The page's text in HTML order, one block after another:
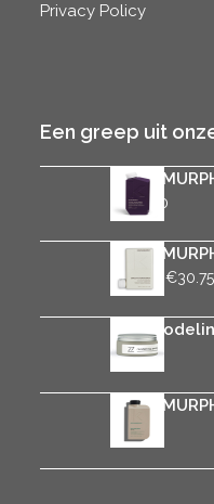
Privacy Policy
Een greep uit
€37.50
tot
€37.50
€6.75 €30.75
Rica
31.75
€7.75
tot